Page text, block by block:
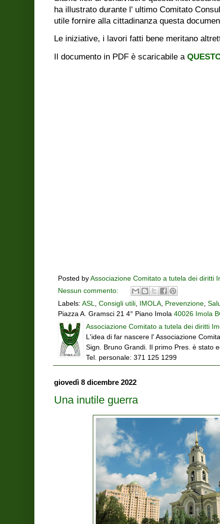
ha illustrato durante l' ultimo Comitato
utile fornire alla cittadinanza questa
Le iniziative, i lavori fatti bene meritano
Il documento in PDF è scaricabile a
Posted by Associazione Comitato a tutela dei diritti
Nessun commento:
Labels: ASL, Consigli utili, IMOLA, Prevenzione,
Piazza A. Gramsci 21 4° Piano Imola 40026 Imola
Associazione Comitato a tutela dei diritti
L'idea di far nascere l' Associazione
Sign. Bruno Grandi. Il primo Pres. è stato
Tel. personale: 371 125 1299
giovedì 8 dicembre 2022
Una inutile guerra